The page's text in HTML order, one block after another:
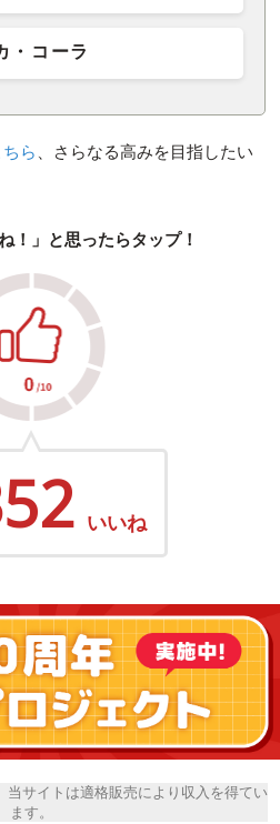
・コーラ
ちら
、さらなる高みを目指したい
！」と思ったらタップ！
いいね
サイトは適格販売により収入を得てい
ます。